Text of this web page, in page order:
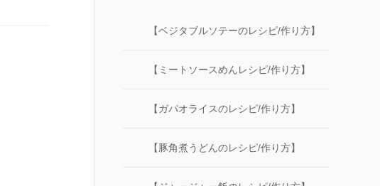
【ベジタブルソテーのレシピ/作り方】
【ミートソースめんレシピ/作り方】
【ガパオライスのレシピ/作り方】
【豚角煮うどんのレシピ/作り方】